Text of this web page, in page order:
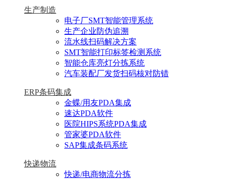
生产制造
电子厂SMT智能管理系统
生产企业防伪追溯
流水线扫码解决方案
SMT智能打印标签检测系统
智能仓库亮灯分拣系统
汽车装配厂发货扫码核对防错
ERP条码集成
金蝶/用友PDA集成
速达PDA软件
医院HIPS系统PDA集成
管家婆PDA软件
SAP集成条码系统
快递物流
快递/电商物流分拣